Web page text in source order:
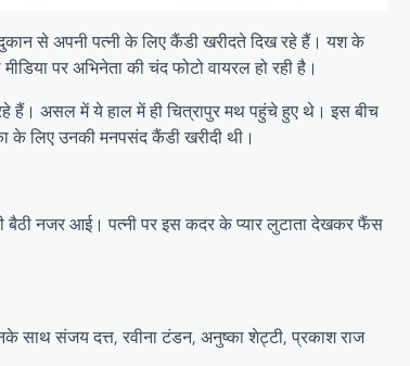
से अपनी पत्नी के लिए कैंडी खरीदते दिख रहे हैं। यश के
पर अभिनेता की चंद फोटो वायरल हो रही है।
हैं। असल में ये हाल में ही चित्रापुर मथ पहुंचे हुए थे। इस बीच
के लिए उनकी मनपसंद कैंडी खरीदी थी।
बैठी नजर आई। पत्नी पर इस कदर के प्यार लुटाता देखकर फैंस
साथ संजय दत्त, रवीना टंडन, अनुष्का शेट्टी, प्रकाश राज